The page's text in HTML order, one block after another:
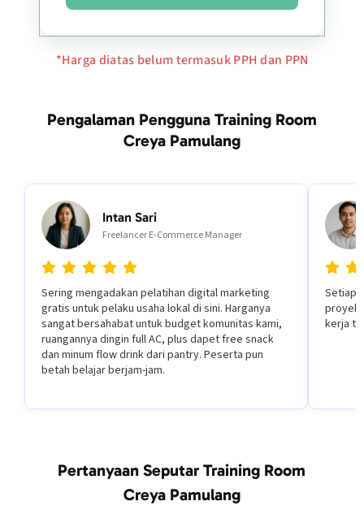
*Harga diatas belum termasuk PPH dan PPN
Pengalaman Pengguna Training Room
Creya Pamulang
Intan Sari
Freelancer E-Commerce Manager
Sering mengadakan pelatihan digital marketing
gratis untuk pelaku usaha lokal di sini. Harganya
sangat bersahabat untuk budget komunitas kami,
ruangannya dingin full AC, plus dapet free snack
dan minum flow drink dari pantry. Peserta pun
betah belajar berjam-jam.
Setiap
proyek
kerja
Pertanyaan Seputar Training Room
Creya Pamulang